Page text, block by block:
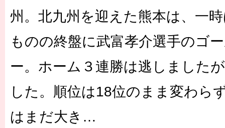
［3219号］特別な覇者へ 大逆転か連破か
［3220号］伝説の王者、黄金のシャーレ
州。北九州を迎えた熊本は、一
ものの終盤に武富孝介選手のゴ
ー。ホーム３連勝は逃しました
した。順位は18位のまま変わら
はまだ大き…